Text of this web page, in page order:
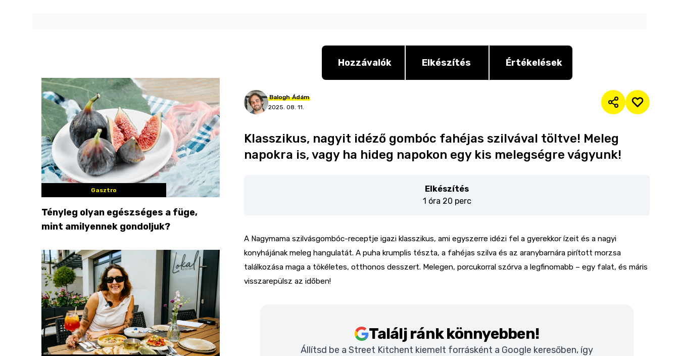
Gasztro
Tényleg olyan egészséges a füge,
mint amilyennek gondoljuk?
Hozzávalók Elkészítés Értékelések
Balogh Ádám
2025. 08. 11.
Klasszikus, nagyit idéző gombóc fahéjas szilvával töltve! Meleg
napokra is, vagy ha hideg napokon egy kis melegségre vágyunk!
Elkészítés
1 óra 20 perc
A Nagymama szilvásgombóc-receptje igazi klasszikus, ami egyszerre idézi fel a gyerekkor ízeit és a nagyi
konyhájának meleg hangulatát. A puha krumplis tészta, a fahéjas szilva és az aranybarnára pirított morzsa
találkozása maga a tökéletes, otthonos desszert. Melegen, porcukorral szórva a legfinomabb – egy falat, és máris
visszarepülsz az időben!
Találj ránk könnyebben!
Állítsd be a Street Kitchent kiemelt forrásként a Google keresőben, így